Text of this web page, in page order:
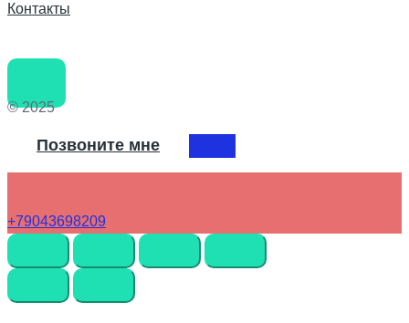
Контакты
© 2025
Позвоните мне
+79043698209